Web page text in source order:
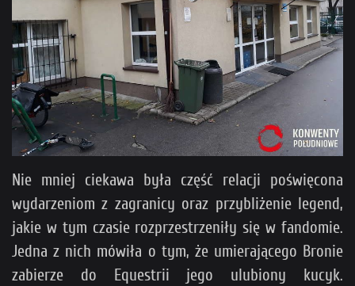
Nie mniej ciekawa była część relacji poświęcona
wydarzeniom z zagranicy oraz przybliżenie legend,
jakie w tym czasie rozprzestrzeniły się w fandomie.
Jedna z nich mówiła o tym, że umierającego Bronie
zabierze do Equestrii jego ulubiony kucyk.